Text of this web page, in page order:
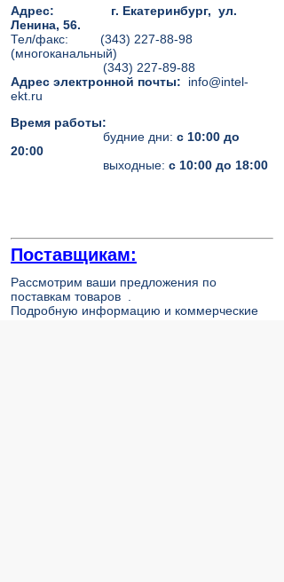
Адрес:
г. Екатеринбург, ул.
Ленина, 56.
Тел/факс: (343) 227-88-98
(многоканальный)
(343) 227-89-88
Адрес электронной почты: info@intel-
ekt.ru
Время работы:
будние дни: с 10:00 до
20:00
выходные: с 10:00 до 18:00
Поставщикам:
Рассмотрим ваши предложения по
поставкам товаров .
Подробную информацию и коммерческие